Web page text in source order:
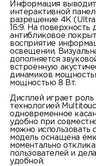
Информация
интерактивной
разрешение 4К
16:9. На поверхность
антибликовое
восприятие
освещении.
дополняется
встроенную
динамиков
мощностью 8 Вт.
Дисплей играет
технологией
одновременное
удобно при
можно использовать
модель оснащена
моментально
пользователей и
удобной.